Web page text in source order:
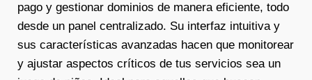
pago y gestionar dominios de manera eficiente, todo
desde un panel centralizado. Su interfaz intuitiva y
sus características avanzadas hacen que monitorear
y ajustar aspectos críticos de tus servicios sea un